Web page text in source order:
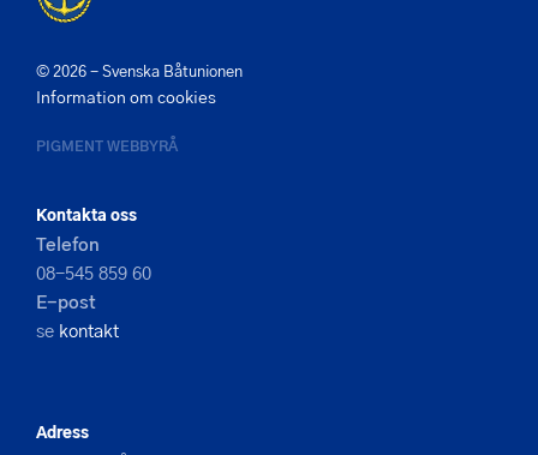
© 2026 - Svenska Båtunionen
Information om cookies
PIGMENT WEBBYRÅ
Kontakta oss
Telefon
08-545 859 60
E-post
se kontakt
Adress